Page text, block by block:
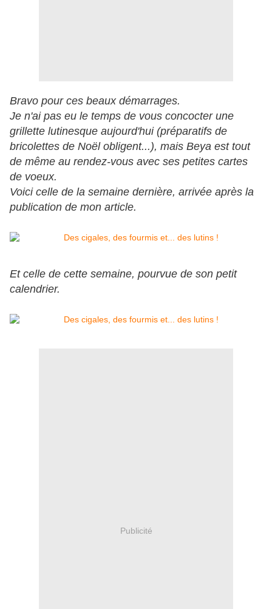
Bravo pour ces beaux démarrages.
Je n'ai pas eu le temps de vous concocter une
grillette lutinesque aujourd'hui (préparatifs de
bricolettes de Noël obligent...), mais Beya est tout
de même au rendez-vous avec ses petites cartes
de voeux.
Voici celle de la semaine dernière, arrivée après la
publication de mon article.
Et celle de cette semaine, pourvue de son petit
calendrier.
Publicité